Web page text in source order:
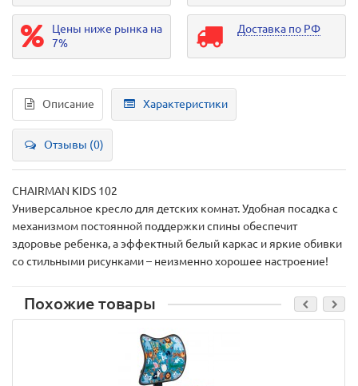
Цены ниже рынка на
7%
Доставка по РФ
Описание Характеристики
Отзывы (0)
CHAIRMAN KIDS 102
Универсальное кресло для детских комнат. Удобная посадка с
механизмом постоянной поддержки спины обеспечит
здоровье ребенка, а эффектный белый каркас и яркие обивки
со стильными рисунками – неизменно хорошее настроение!
Похожие товары